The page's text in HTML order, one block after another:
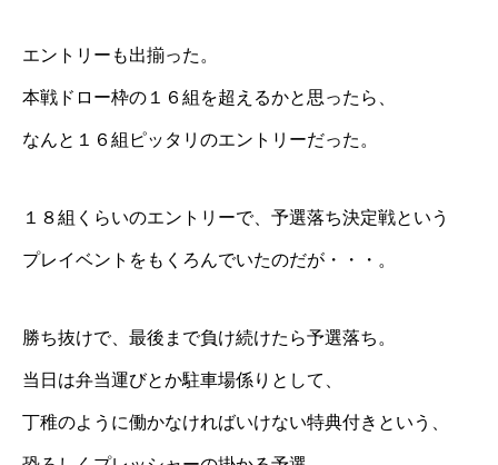
エントリーも出揃った。
本戦ドロー枠の１６組を超えるかと思ったら、
なんと１６組ピッタリのエントリーだった。
１８組くらいのエントリーで、予選落ち決定戦という
プレイベントをもくろんでいたのだが・・・。
勝ち抜けで、最後まで負け続けたら予選落ち。
当日は弁当運びとか駐車場係りとして、
丁稚のように働かなければいけない特典付きという、